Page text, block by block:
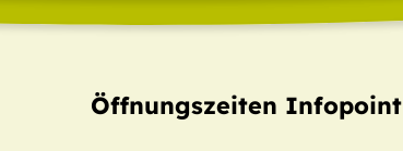
Öffnungszeiten Infopoint